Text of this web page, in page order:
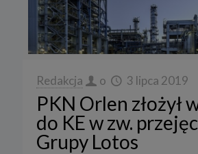
Redakcja o 3 lipca 2019
PKN Orlen złożył
do KE w zw.
Grupy Lotos